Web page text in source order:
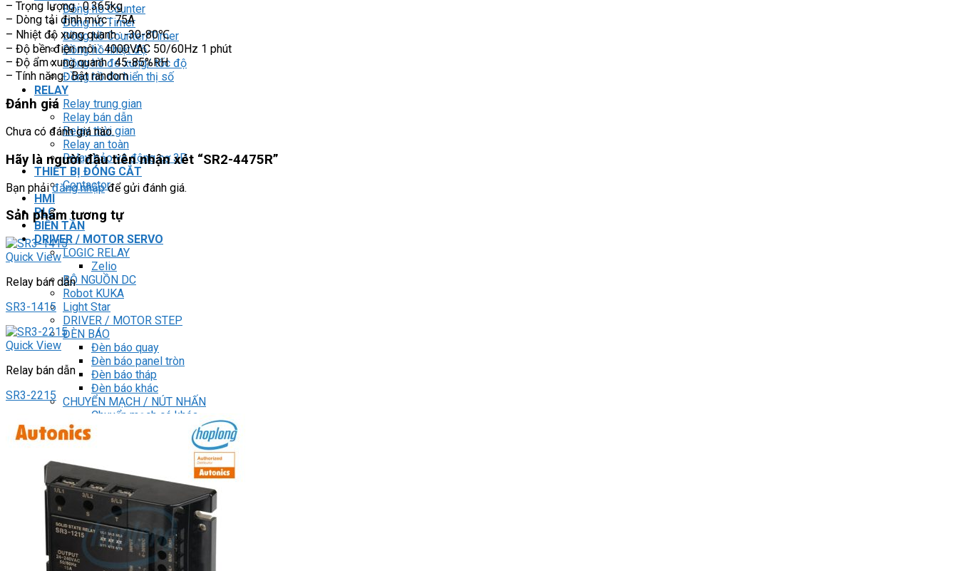
Đồng hồ Counter
Đồng hồ Timer
Đồng hồ Counter/Timer
Đồng hồ nhiệt độ
Đồng hồ đo xung/ tốc độ
Đồng hồ đo hiển thị số
RELAY
Relay trung gian
Relay bán dẫn
Relay thời gian
Relay an toàn
Relay bảo vệ động cơ 3P
THIẾT BỊ ĐÓNG CẮT
Contactor
HMI
PLC
BIẾN TẦN
DRIVER / MOTOR SERVO
LOGIC RELAY
Zelio
BỘ NGUỒN DC
Robot KUKA
Light Star
DRIVER / MOTOR STEP
ĐÈN BÁO
Đèn báo quay
Đèn báo panel tròn
Đèn báo tháp
Đèn báo khác
CHUYỂN MẠCH / NÚT NHẤN
Chuyển mạch có khóa
Nút nhấn
Phích cắm / Ổ cắm / Công tắc
Can nhiệt
Tìm
kiếm:
Giỏ hàng
– Trọng lượng : 0.365kg
– Dòng tải định mức : 75A
– Nhiệt độ xung quanh : -30-80℃
– Độ bền điện môi : 4000VAC 50/60Hz 1 phút
– Độ ẩm xung quanh : 45-85%RH
– Tính năng : Bật random
Đánh giá
Chưa có đánh giá nào.
Hãy là người đầu tiên nhận xét “SR2-4475R”
Bạn phảiđăng nhậpđể gửi đánh giá.
Sản phẩm tương tự
Quick View
Relay bán dẫn
SR3-1415
Quick View
Relay bán dẫn
SR3-2215